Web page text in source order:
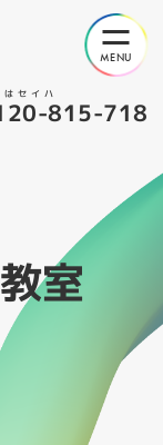
はセイハ
815-718
室